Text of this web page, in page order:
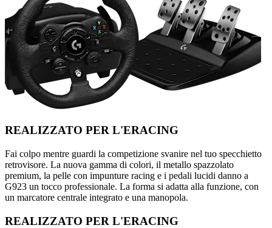
REALIZZATO PER L'ERACING
Fai colpo mentre guardi la competizione svanire nel tuo specchietto
retrovisore. La nuova gamma di colori, il metallo spazzolato
premium, la pelle con impunture racing e i pedali lucidi danno a
G923 un tocco professionale. La forma si adatta alla funzione, con
un marcatore centrale integrato e una manopola.
REALIZZATO PER L'ERACING